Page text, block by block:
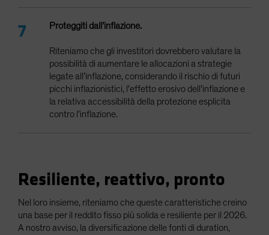
Proteggiti dall’inflazione.
Riteniamo che gli investitori dovrebbero valutare la
possibilità di aumentare le allocazioni a strategie
legate all’inflazione, considerando il rischio di futuri
picchi inflazionistici, l’effetto erosivo dell’inflazione e
la relativa accessibilità della protezione esplicita
contro l’inflazione.
Resiliente, reattivo, pronto
Nel loro insieme, riteniamo che queste caratteristiche creino
una base per il reddito fisso più solida e resiliente per il 2026.
A nostro avviso, la diversificazione delle fonti di duration,